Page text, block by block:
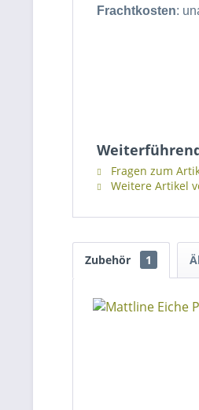
Frachtkosten:
Fragen zum
Weitere Artikel
Zubehör 1